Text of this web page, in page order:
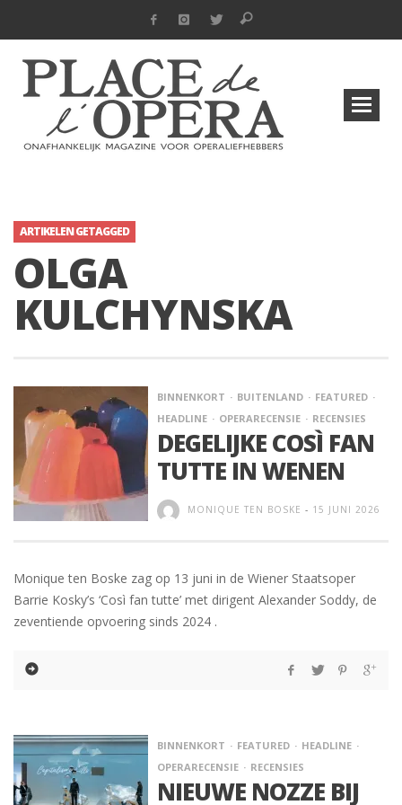
ARTIKELEN GETAGGED
OLGA
KULCHYNSKA
BINNENKORT BUITENLAND
FEATURED
HEADLINE
OPERARECENSIE RECENSIES
DEGELIJKE COSÌ FAN
TUTTE IN WENEN
MONIQUE TEN BOSKE - 15 JUNI 2026
Monique ten Boske zag op 13 juni in de Wiener Staatsoper
Barrie Kosky’s ‘Così fan tutte’ met dirigent Alexander Soddy, de
zeventiende opvoering sinds 2024 .
BINNENKORT FEATURED
HEADLINE
OPERARECENSIE
RECENSIES
NIEUWE NOZZE BIJ